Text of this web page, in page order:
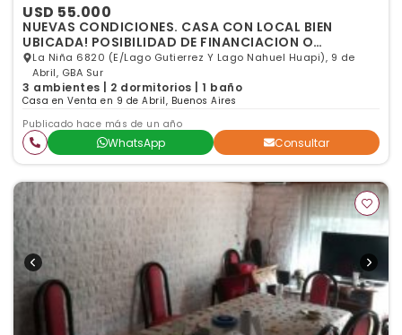
USD 55.000
NUEVAS CONDICIONES. CASA CON LOCAL BIEN
UBICADA! POSIBILIDAD DE FINANCIACION O
PERMUTA!
La Niña 6820 (E/Lago Gutierrez Y Lago Nahuel Huapi), 9 de
Abril, GBA Sur
3 ambientes | 2 dormitorios | 1 baño
Casa en Venta en 9 de Abril, Buenos Aires
Publicado hace más de un año
WhatsApp Consultar